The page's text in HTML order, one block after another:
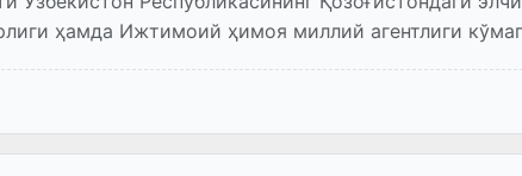
ҳамда Ижтимоий ҳимоя миллий агентлиги